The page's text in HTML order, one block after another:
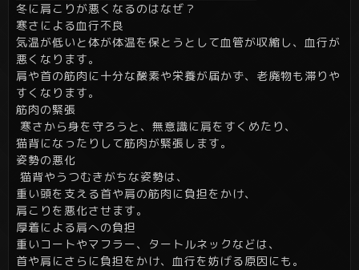
冬に肩こりが悪くなるのはなぜ？
寒さによる血行不良
気温が低いと体が体温を保とうとして血管が収縮し、血行が
悪くなります。
肩や首の筋肉に十分な酸素や栄養が届かず、老廃物も滞りや
すくなります。
筋肉の緊張
寒さから身を守ろうと、無意識に肩をすくめたり、
猫背になったりして筋肉が緊張します。
姿勢の悪化
猫背やうつむきがちな姿勢は、
重い頭を支える首や肩の筋肉に負担をかけ、
肩こりを悪化させます。
厚着による肩への負担
重いコートやマフラー、タートルネックなどは、
首や肩にさらに負担をかけ、血行を妨げる原因にも。